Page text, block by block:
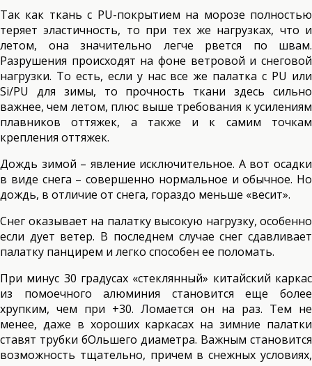
Так как ткань с PU-покрытием на морозе полностью
теряет эластичность, то при тех же нагрузках, что и
летом, она значительно легче рвется по швам.
Разрушения происходят на фоне ветровой и снеговой
нагрузки. То есть, если у нас все же палатка с PU или
Si/PU для зимы, то прочность ткани здесь сильно
важнее, чем летом, плюс выше требования к усилениям
плавников оттяжек, а также и к самим точкам
крепления оттяжек.
Дождь зимой – явление исключительное. А вот осадки
в виде снега – совершенно нормальное и обычное. Но
дождь, в отличие от снега, гораздо меньше «весит».
Снег оказывает на палатку высокую нагрузку, особенно
если дует ветер. В последнем случае снег сдавливает
палатку панцирем и легко способен ее поломать.
При минус 30 градусах «стеклянный» китайский каркас
из помоечного алюминия становится еще более
хрупким, чем при +30. Ломается он на раз. Тем не
менее, даже в хороших каркасах на зимние палатки
ставят трубки бОльшего диаметра. Важным становится
возможность тщательно, причем в снежных условиях,